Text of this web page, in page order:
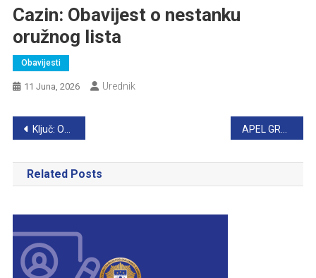
Cazin: Obavijest o nestanku
oružnog lista
Obavijesti
11 Juna, 2026 Urednik
Navigacija
članaka
Ključ: Obavijest o nestanku oružnog lista APEL GRAĐANIMA
Related Posts